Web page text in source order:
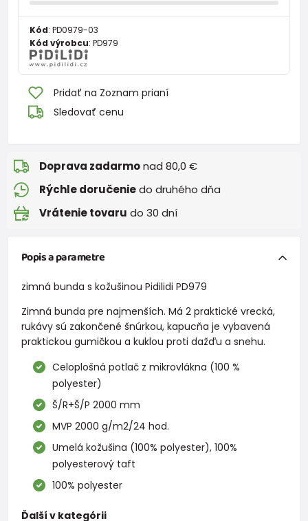
Kód: PD0979-03
Kód výrobcu: PD979
Pridať na Zoznam prianí
Sledovať cenu
Doprava zadarmonad 80,0 €
Rýchle doručeniedo druhého dňa
Vrátenie tovaru do 30 dní
Popis a parametre
zimná bunda s kožušinou Pidilidi PD979
Zimná bunda pre najmenších. Má 2 praktické vrecká,
rukávy sú zakončené šnúrkou, kapucňa je vybavená
praktickou gumičkou a kuklou proti dažďu a snehu.
Celoplošná potlač z mikrovlákna (100 %
polyester)
Š/R+Š/P 2000 mm
MVP 2000 g/m2/24 hod.
Umelá kožušina (100% polyester), 100%
polyesterový taft
100% polyester
Ďalší v kategórii